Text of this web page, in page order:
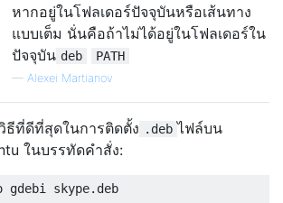
หากอยู่ในโฟลเดอร์ปัจจุบันหรือเส้นทาง
แบบเต็ม นั่นคือถ้าไม่ได้อยู่ในโฟลเดอร์ใน
ปัจจุบัน deb PATH
— Alexei Martianov
ธีที่ดีที่สุดในการติดตั้ง .deb ไฟล์บน
ในบรรทัดคำสั่ง: